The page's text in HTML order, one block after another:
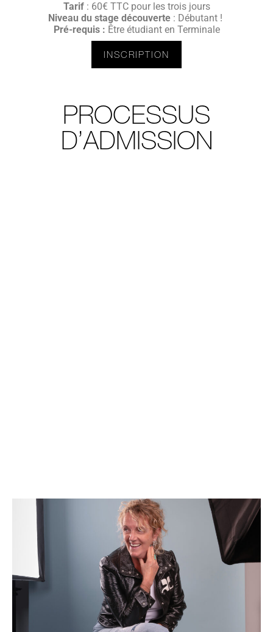
Tarif: 60€ TTC pour les trois jours
Niveau du stage découverte : Débutant !
Pré-requis : Être étudiant en Terminale
INSCRIPTION
PROCESSUS
D’ADMISSION